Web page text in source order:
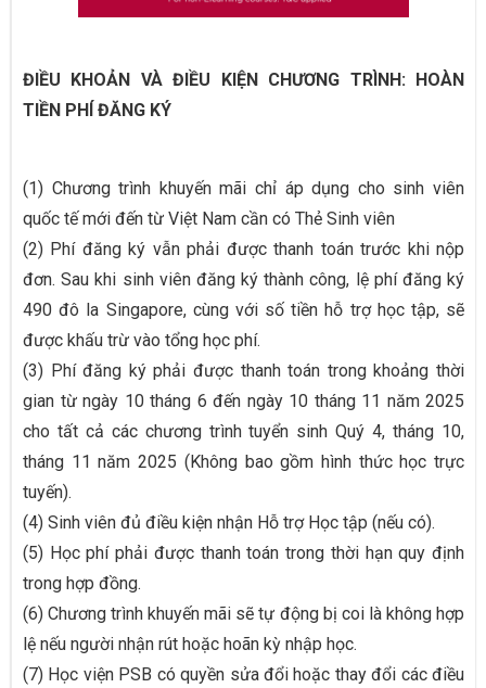
ĐIỀU KHOẢN VÀ ĐIỀU KIỆN CHƯƠNG TRÌNH: HOÀN
TIỀN PHÍ ĐĂNG KÝ
(1) Chương trình khuyến mãi chỉ áp dụng cho sinh viên
quốc tế mới đến từ Việt Nam cần có Thẻ Sinh viên
(2) Phí đăng ký vẫn phải được thanh toán trước khi nộp
đơn. Sau khi sinh viên đăng ký thành công, lệ phí đăng ký
490 đô la Singapore, cùng với số tiền hỗ trợ học tập, sẽ
được khấu trừ vào tổng học phí.
(3) Phí đăng ký phải được thanh toán trong khoảng thời
gian từ ngày 10 tháng 6 đến ngày 10 tháng 11 năm 2025
cho tất cả các chương trình tuyển sinh Quý 4, tháng 10,
tháng 11 năm 2025 (Không bao gồm hình thức học trực
tuyến).
(4) Sinh viên đủ điều kiện nhận Hỗ trợ Học tập (nếu có).
(5) Học phí phải được thanh toán trong thời hạn quy định
trong hợp đồng.
(6) Chương trình khuyến mãi sẽ tự động bị coi là không hợp
lệ nếu người nhận rút hoặc hoãn kỳ nhập học.
(7) Học viện PSB có quyền sửa đổi hoặc thay đổi các điều